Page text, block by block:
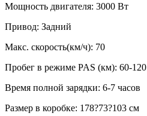
Мощность двигателя: 3000 Вт
Привод: Задний
Макс. скорость(км/ч): 70
Пробег в режиме PAS (км): 60-120
Время полной зарядки: 6-7 часов
Размер в коробке: 178?73?103 см